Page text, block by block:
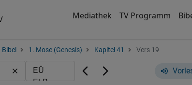
Mediathek TV Programm
1. Mose (Genesis) Kapitel 41 Vers 19